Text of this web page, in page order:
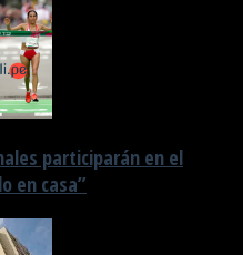
participarán en el
en casa”